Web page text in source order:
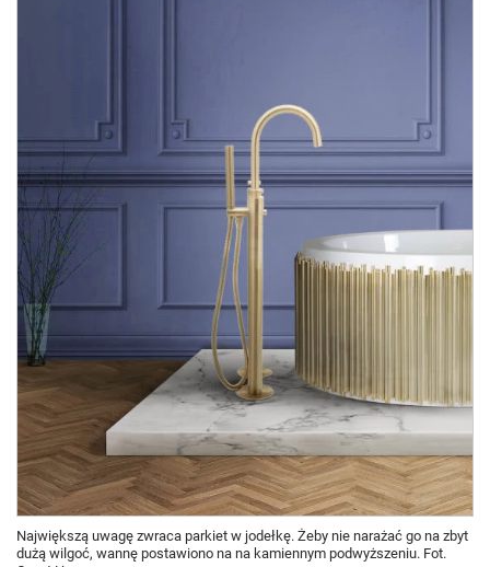
Największą uwagę zwraca parkiet w jodełkę. Żeby nie narażać go na zbyt
dużą wilgoć, wannę postawiono na na kamiennym podwyższeniu. Fot.